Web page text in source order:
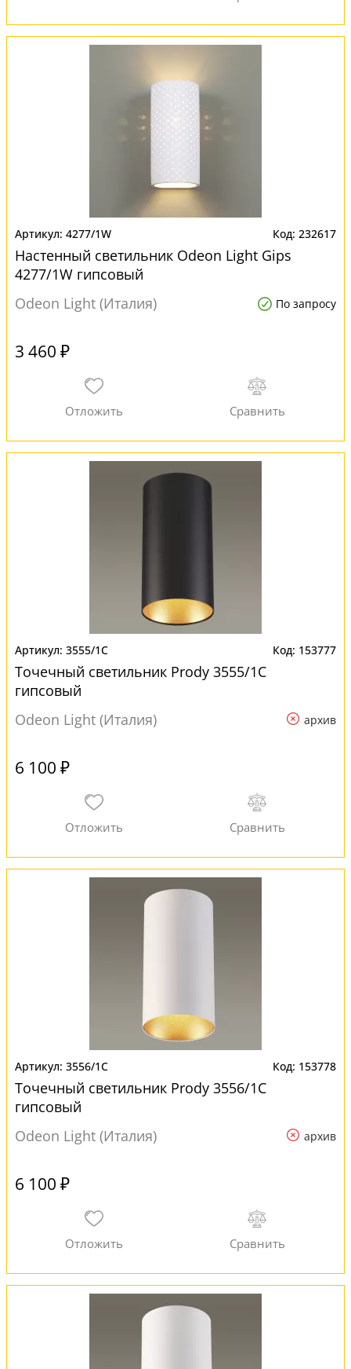
4277/1W 232617
Настенный светильник Odeon Light Gips
4277/1W гипсовый
Odeon Light (Италия)
По запросу
3 460 ₽
3555/1C 153777
Точечный светильник Prody 3555/1C
гипсовый
Odeon Light (Италия)
архив
6 100 ₽
3556/1C 153778
Точечный светильник Prody 3556/1C
гипсовый
Odeon Light (Италия)
архив
6 100 ₽